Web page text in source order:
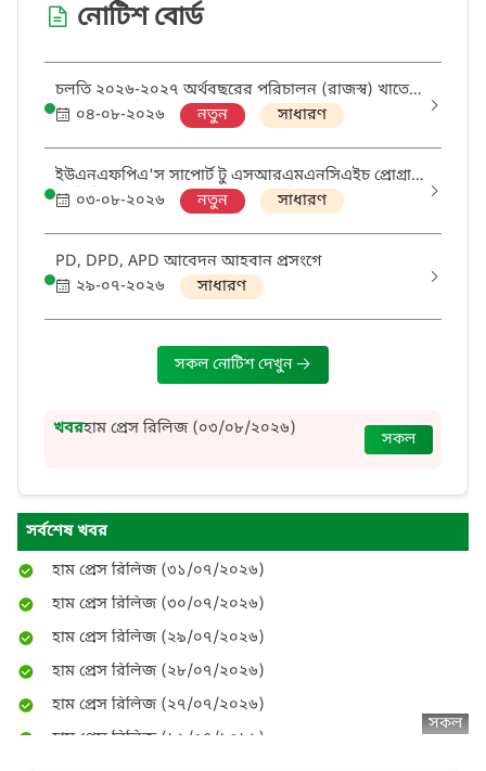
নোটিশ বোর্ড
চলতি ২০২৬-২০২৭ অর্থবছরের পরিচালন (রাজস্ব) খাতে
ক্রয়ের বাৎসরিক ক্রয় পরিকল্পনা (এপিপি) প্রণয়ন প্রসঙ্গে
০৪-০৮-২০২৬ নতুন সাধারণ
ইউএনএফপিএ'স সাপোর্ট টু এসআরএমএনসিএইচ প্রোগ্রাম
থ্রু ডিজিএইচএস প্রকল্পের আওতায় 'মিডওয়াইফ' এবং
'ডিস্ট্রিক্ট এসআরএইচআর কোঅর্ডিনেটর' পদের নিয়োগ
পরীক্ষায় উত্তীর্ণ ও অপেক্ষমানদের তালিকা
০৩-০৮-২০২৬ নতুন সাধারণ
PD, DPD, APD আবেদন আহবান প্রসংগে
২৯-০৭-২০২৬
সাধারণ
সকল নোটিশ দেখুন
খবরহাম প্রেস রিলিজ (০৩/০৮/২০২৬) সকল
সর্বশেষ খবর
হাম প্রেস রিলিজ (০৫/০৮/২০২৬)
হাম প্রেস রিলিজ (০৪/০৮/২০২৬)
হাম প্রেস রিলিজ (০১/০৮/২০২৬)
হাম প্রেস রিলিজ (৩১/০৭/২০২৬)
হাম প্রেস রিলিজ (৩০/০৭/২০২৬)
হাম প্রেস রিলিজ (২৯/০৭/২০২৬)
হাম প্রেস রিলিজ (২৮/০৭/২০২৬)
হাম প্রেস রিলিজ (২৭/০৭/২০২৬)
হাম প্রেস রিলিজ (২৬/০৭/২০২৬)
সকল